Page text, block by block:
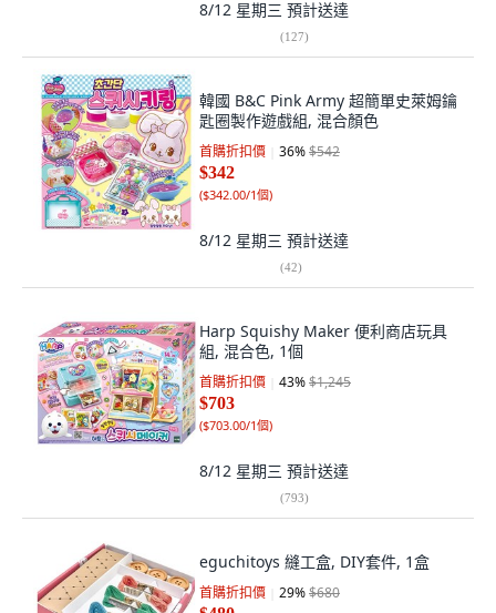
8/12 星期三 預計送達
(127)
韓國 B&C Pink Army 超簡單史萊姆鑰
匙圈製作遊戲組, 混合顏色
首購折扣價 36%$542
$342
($342.00/1個)
8/12 星期三 預計送達
(42)
Harp Squishy Maker 便利商店玩具
組, 混合色, 1個
首購折扣價 43%$1,245
$703
($703.00/1個)
8/12 星期三 預計送達
(793)
eguchitoys 縫工盒, DIY套件, 1盒
首購折扣價 29%$680